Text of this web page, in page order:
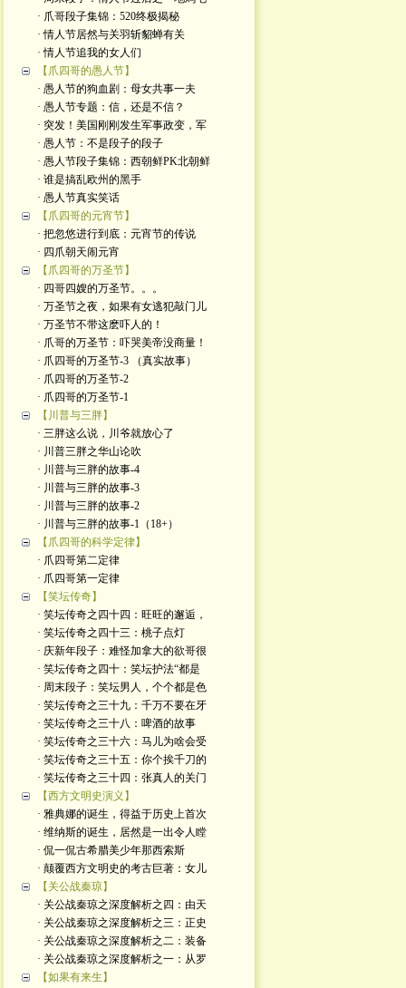
· 爪哥段子集锦：520终极揭秘
· 情人节居然与关羽斩貂蝉有关
· 情人节追我的女人们
【爪四哥的愚人节】
· 愚人节的狗血剧：母女共事一夫
· 愚人节专题：信，还是不信？
· 突发！美国刚刚发生军事政变，军
· 愚人节：不是段子的段子
· 愚人节段子集锦：西朝鲜PK北朝鲜
· 谁是搞乱欧州的黑手
· 愚人节真实笑话
【爪四哥的元宵节】
· 把忽悠进行到底：元宵节的传说
· 四爪朝天闹元宵
【爪四哥的万圣节】
· 四哥四嫂的万圣节。。。
· 万圣节之夜，如果有女逃犯敲门儿
· 万圣节不带这麽吓人的！
· 爪哥的万圣节：吓哭美帝没商量！
· 爪四哥的万圣节-3 （真实故事）
· 爪四哥的万圣节-2
· 爪四哥的万圣节-1
【川普与三胖】
· 三胖这么说，川爷就放心了
· 川普三胖之华山论吹
· 川普与三胖的故事-4
· 川普与三胖的故事-3
· 川普与三胖的故事-2
· 川普与三胖的故事-1（18+）
【爪四哥的科学定律】
· 爪四哥第二定律
· 爪四哥第一定律
【笑坛传奇】
· 笑坛传奇之四十四：旺旺的邂逅，
· 笑坛传奇之四十三：桃子点灯
· 庆新年段子：难怪加拿大的欲哥很
· 笑坛传奇之四十：笑坛护法“都是
· 周末段子：笑坛男人，个个都是色
· 笑坛传奇之三十九：千万不要在牙
· 笑坛传奇之三十八：啤酒的故事
· 笑坛传奇之三十六：马儿为啥会受
· 笑坛传奇之三十五：你个挨千刀的
· 笑坛传奇之三十四：张真人的关门
【西方文明史演义】
· 雅典娜的诞生，得益于历史上首次
· 维纳斯的诞生，居然是一出令人瞠
· 侃一侃古希腊美少年那西索斯
· 颠覆西方文明史的考古巨著：女儿
【关公战秦琼】
· 关公战秦琼之深度解析之四：由天
· 关公战秦琼之深度解析之三：正史
· 关公战秦琼之深度解析之二：装备
· 关公战秦琼之深度解析之一：从罗
【如果有来生】